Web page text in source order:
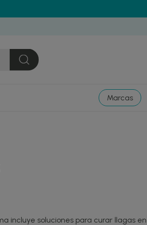
Marcas
incluye soluciones para curar llagas en